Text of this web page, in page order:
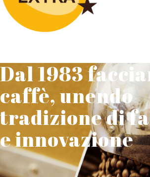
Dal 1983
caffè, unendo
tradizione di
e innovazione